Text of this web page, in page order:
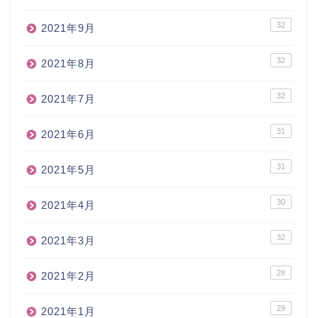
2021年9月 32
2021年8月 32
2021年7月 32
2021年6月 31
2021年5月 31
2021年4月 30
2021年3月 32
2021年2月 28
2021年1月 29